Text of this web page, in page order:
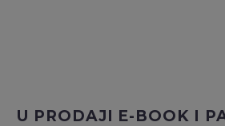
U PRODAJI E-BOOK I